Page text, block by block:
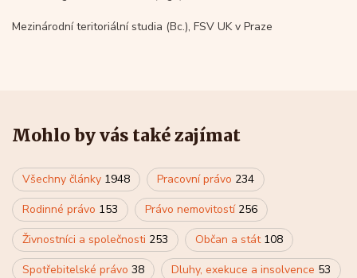
Mezinárodní teritoriální studia (Bc.), FSV UK v Praze
Mohlo by vás také zajímat
Všechny články 1948 Pracovní právo 234
Rodinné právo 153 Právo nemovitostí 256
Živnostníci a společnosti 253 Občan a stát 108
Spotřebitelské právo 38 Dluhy, exekuce a insolvence 53